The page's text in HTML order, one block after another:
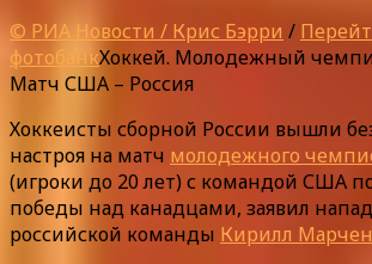
© РИА Новости / Крис Бэрри /
фотобанкХоккей. Молодежный
Матч США – Россия
Хоккеисты сборной России вышли
настроя на матч молодежного
(игроки до 20 лет) с командой США
победы над канадцами, заявил
российской команды Кирилл